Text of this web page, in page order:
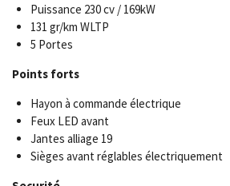
Puissance 230 cv / 169kW
131 gr/km WLTP
5 Portes
Points forts
Hayon à commande électrique
Feux LED avant
Jantes alliage 19
Sièges avant réglables électriquement